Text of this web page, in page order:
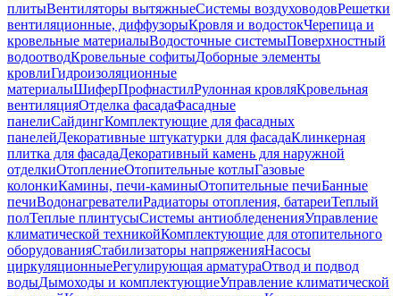
плитыВентиляторы вытяжныеСистемы воздуховодовРешетки
вентиляционные, диффузорыКровля и водостокЧерепица и
кровельные материалыВодосточные системыПоверхностный
водоотводКровельные софитыДоборные элементы
кровлиГидроизоляционные
материалыШиферПрофнастилРулонная кровляКровельная
вентиляцияОтделка фасадаФасадные
панелиСайдингКомплектующие для фасадных
панелейДекоративные штукатурки для фасадаКлинкерная
плитка для фасадаДекоративный камень для наружной
отделкиОтоплениеОтопительные котлыГазовые
колонкиКамины, печи-каминыОтопительные печиБанные
печиВодонагревателиРадиаторы отопления, батареиТеплый
полТеплые плинтусыСистемы антиобледененияУправление
климатической техникойКомплектующие для отопительного
оборудованияСтабилизаторы напряженияНасосы
циркуляционныеРегулирующая арматураОтвод и подвод
водыДымоходы и комплектующиеУправление климатической